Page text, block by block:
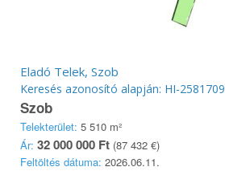
Eladó Telek, Szob
Keresés azonosító alapján: HI-2581709
Szob
Telekterület: 5 510 m²
Ár: 32 000 000 Ft (87 432 €)
Feltöltés dátuma: 2026.06.11.